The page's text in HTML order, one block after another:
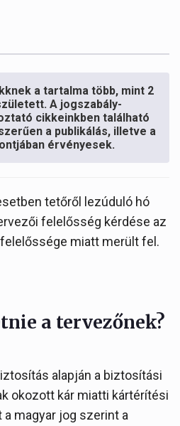
a tartalma több, mint 2
A jogszabály-
cikkeinkben található
a publikálás, illetve a
érvényesek.
tetőről lezúduló hó
felelősség kérdése az
miatt merült fel.
a tervezőnek?
alapján a biztosítási
okozott kár miatti kártérítési
magyar jog szerint a